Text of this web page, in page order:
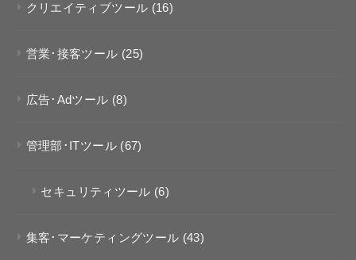
クリエイティブツール (16)
営業･接客ツール (25)
広告･Adツール (8)
管理部･ITツール (67)
セキュリティツール (6)
集客･マーケティングツール (43)